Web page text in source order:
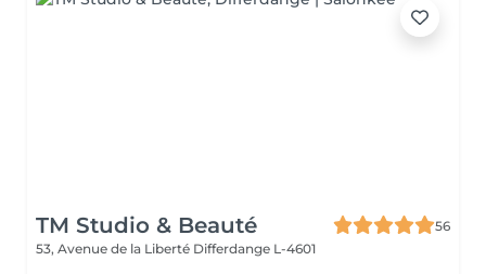
TM Studio & Beauté
56
53, Avenue de la Liberté Differdange L-4601